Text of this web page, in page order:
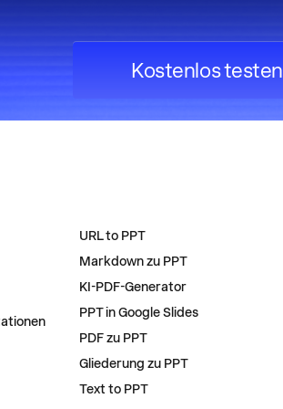
Kostenlos testen
URL to PPT
Markdown zu PPT
KI-PDF-Generator
PPT in Google Slides
PDF zu PPT
Gliederung zu PPT
Text to PPT